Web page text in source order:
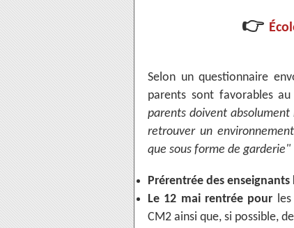
👉
Selon un questionnaire
parents sont favorables
parents doivent
retrouver un
que sous forme de garderie"
Prérentrée des enseignants
Le 12 mai rentrée pour
CM2 ainsi que, si possible,